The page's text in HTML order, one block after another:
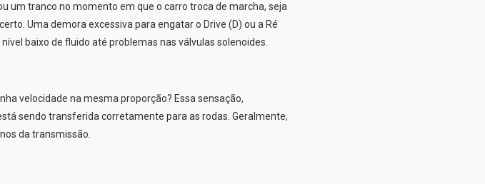
um tranco no momento em que o carro troca de marcha, seja
Uma demora excessiva para engatar o Drive (D) ou a Ré
baixo de fluido até problemas nas válvulas solenoides.
velocidade na mesma proporção? Essa sensação,
sendo transferida corretamente para as rodas. Geralmente,
da transmissão.